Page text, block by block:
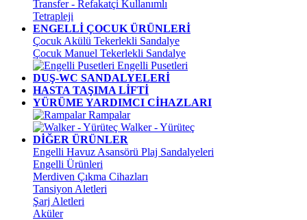
Transfer - Refakatçi Kullanımlı
Tetrapleji
ENGELLİ ÇOCUK ÜRÜNLERİ
Çocuk Akülü Tekerlekli Sandalye
Çocuk Manuel Tekerlekli Sandalye
Engelli Pusetleri
DUŞ-WC SANDALYELERİ
HASTA TAŞIMA LİFTİ
YÜRÜME YARDIMCI CİHAZLARI
Rampalar
Walker - Yürüteç
DİĞER ÜRÜNLER
Engelli Havuz Asansörü Plaj Sandalyeleri
Engelli Ürünleri
Merdiven Çıkma Cihazları
Tansiyon Aletleri
Şarj Aletleri
Aküler